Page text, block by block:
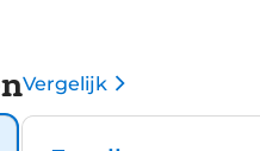
Vergelijk